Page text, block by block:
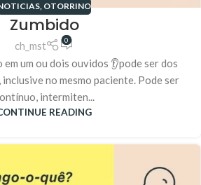
, OTORRINO
Zumbido
ch_mst 0
um ou dois ouvidos 👂pode ser dos
no mesmo paciente. Pode ser
intermiten...
READING